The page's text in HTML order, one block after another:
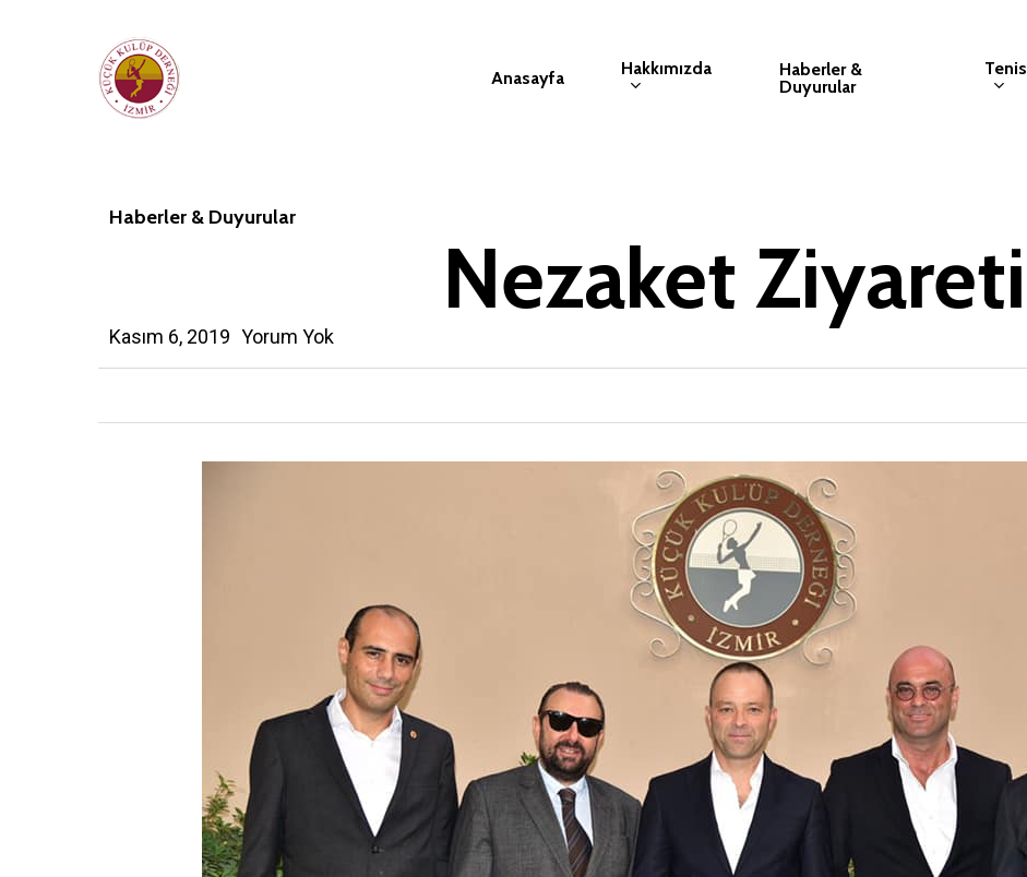
Anasayfa Hakkımızda
Haberler &
Duyurular
Tenis
Haberler & Duyurular
Nezaket Ziyareti
Kasım 6, 2019 Yorum Yok